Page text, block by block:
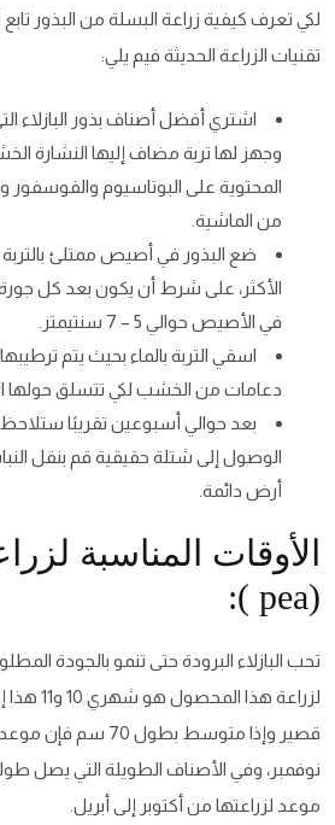
لكي تعرف كيفية زراعة البسلة من البذور
تقنيات الزراعة الحديثة فيم يلي:
اشتري أفضل أصناف بذور البازلاء
وجهز لها تربة مضاف إليها النشارة
المحتوية على البوتاسيوم والفوسفور
من الماشية.
الأكثر، على شرط أن يكون بعد كل جورة
في الأصيص حوالي 5 – 7 سنتيمتر.
اسقي التربة بالماء بحيث يتم
دعامات من الخشب لكي تتسلق حولها
بعد حوالي أسبوعين تقريبًا ستلاحظ
الوصول إلى شتلة حقيقية قم بنقل
أرض دائمة.
الأوقات المناسبة
(pea ):
تحب البازلاء البرودة حتى تنمو بالجودة
لزراعة
نوفمبر، وفي الأصناف الطويلة التي يصل
موعد لزراعتها من أكتوبر إلى أبريل.